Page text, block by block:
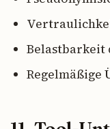
Belastbarkeit
Regelmäßige